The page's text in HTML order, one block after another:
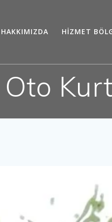
HAKKIMIZDA HİZMET